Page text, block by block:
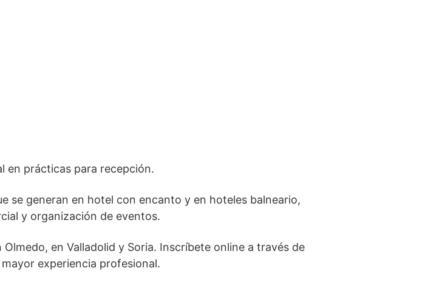
en prácticas para recepción.
se generan en hotel con encanto y en hoteles balneario,
y organización de eventos.
en Valladolid y Soria. Inscríbete online a través de
experiencia profesional.